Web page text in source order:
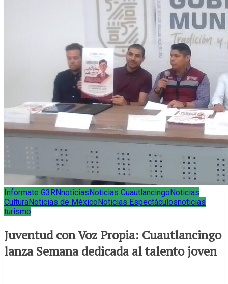
Informate G3RNnoticias Noticias Cuautlancingo Noticias
CulturaNoticias de México Noticias Espectáculosnoticias
turismo
Juventud con Voz Propia: Cuautlancingo
lanza Semana dedicada al talento joven